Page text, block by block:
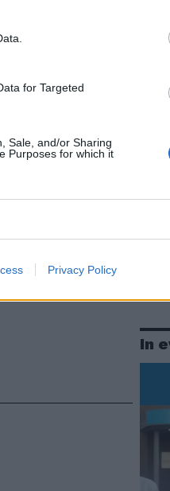
for Targeted
Sale, and/or Sharing
Purposes for which it
Privacy Policy
In